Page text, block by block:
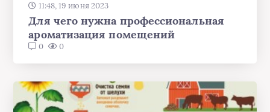
11:48, 19 июня 2023
Для чего нужна профессиональная
ароматизация помещений
0 0